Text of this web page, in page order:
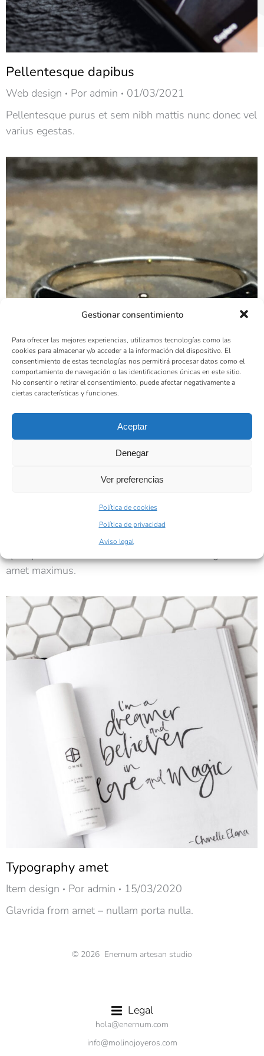
Gestionar consentimiento
Para ofrecer las mejores experiencias, utilizamos tecnologías como las
cookies para almacenar y/o acceder a la información del dispositivo. El
consentimiento de estas tecnologías nos permitirá procesar datos como el
comportamiento de navegación o las identificaciones únicas en este sitio.
No consentir o retirar el consentimiento, puede afectar negativamente a
ciertas características y funciones.
Aceptar
Denegar
Ver preferencias
Política de cookies
Política de privacidad
Aviso legal
Pellentesque dapibus
Web design Por admin
01/03/2021
Pellentesque purus et sem nibh mattis nunc donec vel
varius egestas.
Mobile glavrida nulla
admin
15/03/2020
amet maximus.
Typography amet
Item design Por admin
15/03/2020
Glavrida from amet – nullam porta nulla.
© 2026 Enernum artesan studio
Legal
hola@enernum.com
info@molinojoyeros.com